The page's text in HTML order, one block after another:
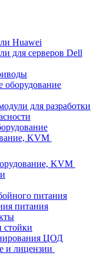
Huawei
для серверов Dell
оборудование
для разработки
KVM
KVM
питания
питания
ЦОД
и лицензии